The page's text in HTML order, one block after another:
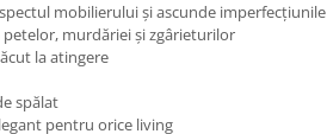
mobilierului și ascunde imperfecțiunile
murdăriei și zgârieturilor
la atingere
spălat
pentru orice living